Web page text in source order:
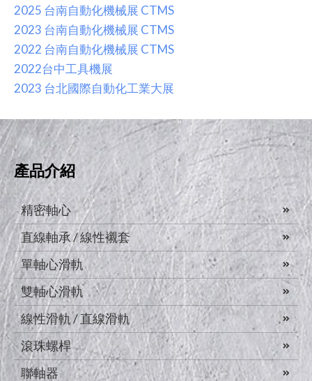
2025 台南自動化機械展 CTMS
2023 台南自動化機械展 CTMS
2022 台南自動化機械展 CTMS
2022台中工具機展
2023 台北國際自動化工業大展
產品介紹
精密軸心
直線軸承 / 線性襯套
單軸心滑軌
雙軸心滑軌
線性滑軌 / 直線滑軌
滾珠螺桿
聯軸器